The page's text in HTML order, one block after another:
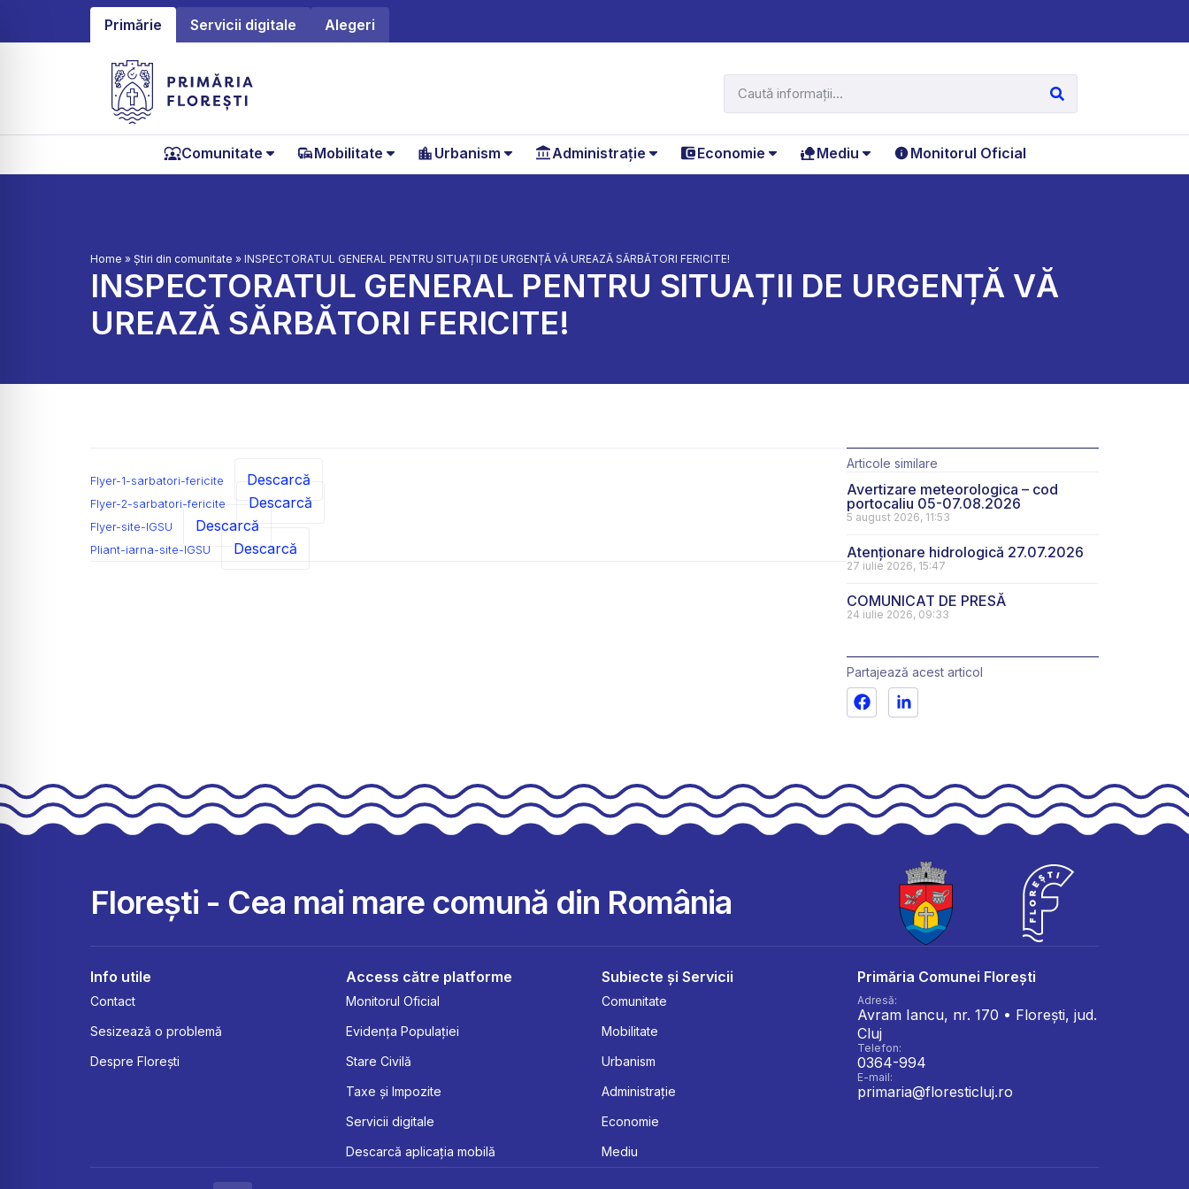
Primărie Servicii digitale Alegeri
Comunitate Mobilitate Urbanism Administrație Economie Mediu Monitorul Oficial
Home » Știri din comunitate » INSPECTORATUL GENERAL PENTRU SITUAȚII DE URGENȚĂ VĂ UREAZĂ SĂRBĂTORI FERICITE!
INSPECTORATUL GENERAL PENTRU SITUAȚII DE URGENȚĂ VĂ
UREAZĂ SĂRBĂTORI FERICITE!
Flyer-1-sarbatori-fericite Descarcă
Flyer-2-sarbatori-fericite Descarcă
Flyer-site-IGSU Descarcă
Pliant-iarna-site-IGSU Descarcă
Articole similare
Avertizare meteorologica – cod
portocaliu 05-07.08.2026
5 august 2026, 11:53
Atenționare hidrologică 27.07.2026
27 iulie 2026, 15:47
COMUNICAT DE PRESĂ
24 iulie 2026, 09:33
Partajează acest articol
Florești - Cea mai mare comună din România
Info utile
Contact
Sesizează o problemă
Despre Florești
Access către platforme
Monitorul Oficial
Evidența Populației
Stare Civilă
Taxe și Impozite
Servicii digitale
Descarcă aplicația mobilă
Subiecte și Servicii
Comunitate
Mobilitate
Urbanism
Administrație
Economie
Mediu
Primăria Comunei Florești
Adresă:
Avram Iancu, nr. 170 • Florești, jud.
Cluj
Telefon:
0364-994
E-mail:
primaria@floresticluj.ro